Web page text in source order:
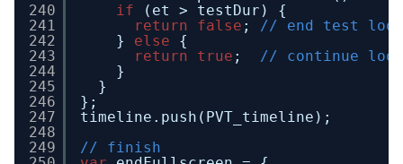
240
241
242
243
244
245
246
247
248
249
if
(et > testDur) {
return
false ;
// end test loop
} else
{
return
true ;
// continue loop
}
}
};
timeline.push(PVT_timeline);
// finish